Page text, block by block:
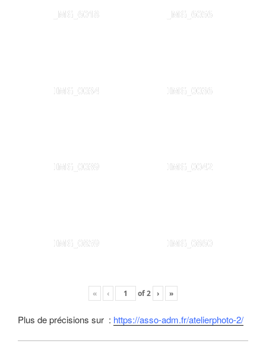
_MG_6018 _MG_6056
IMG_0034 IMG_0036
IMG_0039 IMG_0042
IMG_0859 IMG_0860
« ‹ of2 › »
Plus de précisions sur : https://asso-adm.fr/atelierphoto-2/